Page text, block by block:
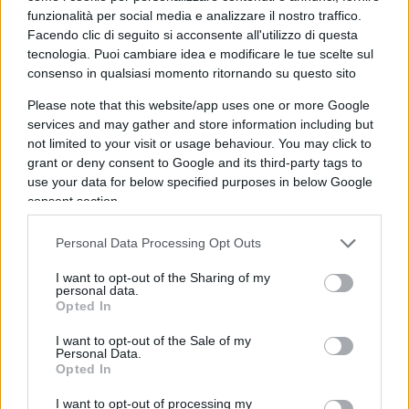
funzionalità per social media e analizzare il nostro traffico.
Facendo clic di seguito si acconsente all'utilizzo di questa
tecnologia. Puoi cambiare idea e modificare le tue scelte sul
consenso in qualsiasi momento ritornando su questo sito
Please note that this website/app uses one or more Google
services and may gather and store information including but
not limited to your visit or usage behaviour. You may click to
grant or deny consent to Google and its third-party tags to
use your data for below specified purposes in below Google
consent section.
Personal Data Processing Opt Outs
I want to opt-out of the Sharing of my
personal data.
Opted In
I want to opt-out of the Sale of my
Personal Data.
Opted In
I want to opt-out of processing my
succulento pollo arrosto. In altre parole, vedo una
sconsolante e diffusa conferma dipoca
professionalitàin molti nuovi candidati alle
rimanere nei pressi della tavola – e che ora non
sanno che fare perché hanno vinto.
Inesperienza
propria sopportazione e decide di ritirarsi sul più
bello (beninteso, solo per lui), mentre a certi nuovi
sindaci, privi della benché minima esperienza del
Comune, già si riempie l’agenda di consulenti e